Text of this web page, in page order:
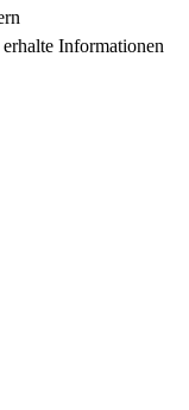
Informationen